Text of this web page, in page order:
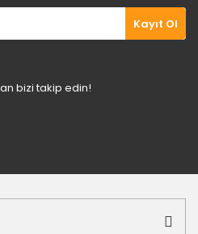
Kayıt Ol
bizi takip edin!